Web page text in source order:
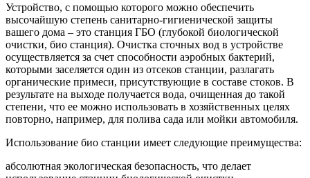
Устройство, с помощью которого можно обеспечить
высочайшую степень санитарно-гигиенической защиты
вашего дома – это станция ГБО (глубокой биологической
очистки, био станция). Очистка сточных вод в устройстве
осуществляется за счет способности аэробных бактерий,
которыми заселяется один из отсеков станции, разлагать
органические примеси, присутствующие в составе стоков. В
результате на выходе получается вода, очищенная до такой
степени, что ее можно использовать в хозяйственных целях
повторно, например, для полива сада или мойки автомобиля.
Использование био станции имеет следующие преимущества:
абсолютная экологическая безопасность, что делает